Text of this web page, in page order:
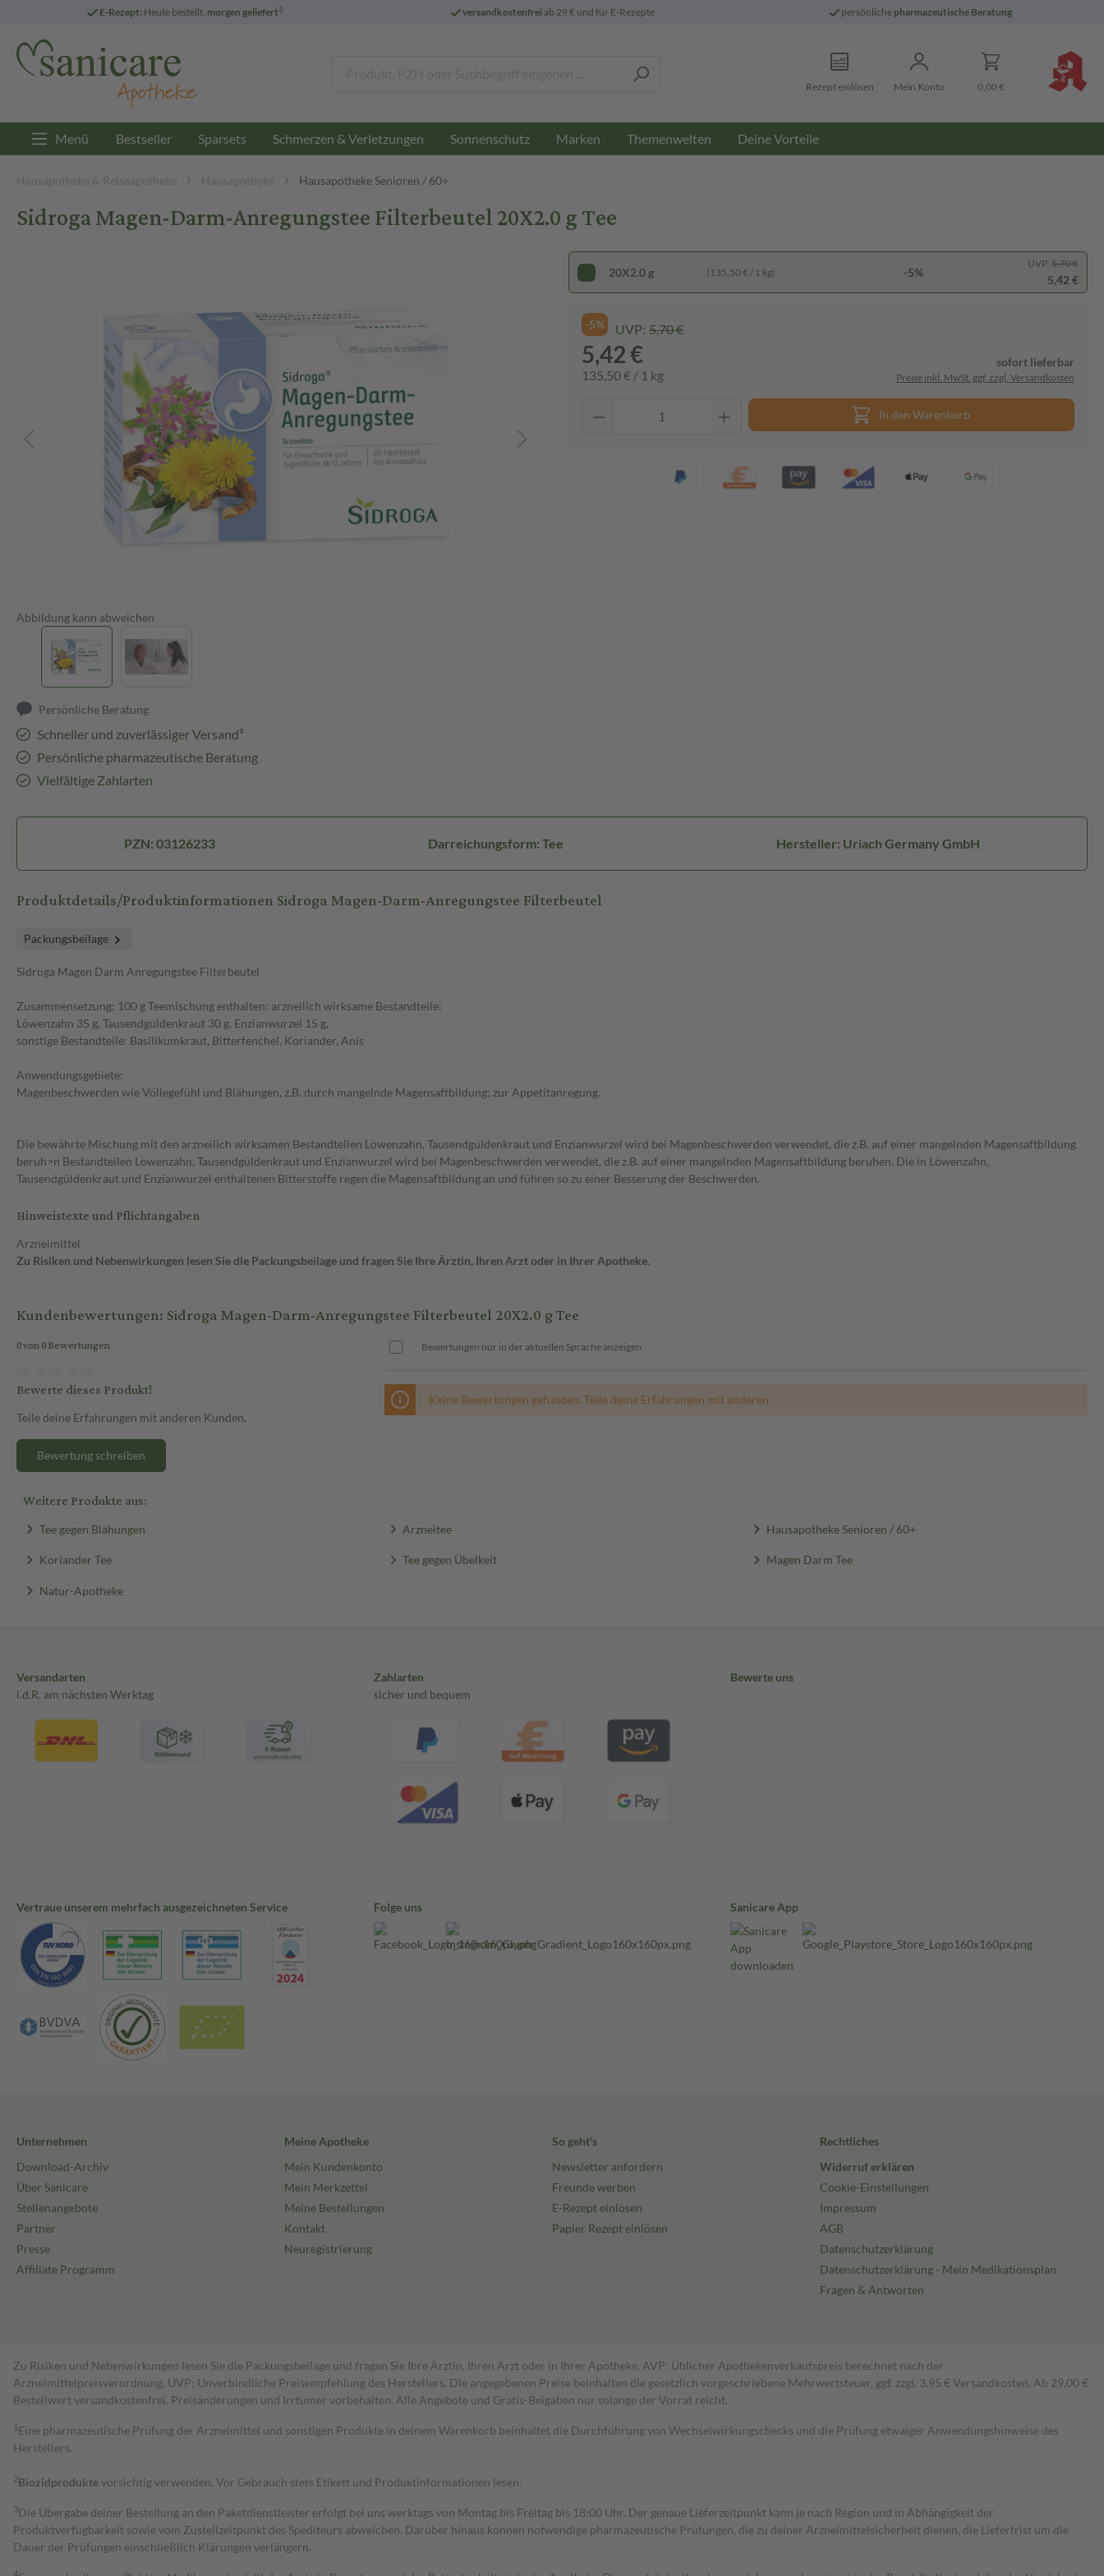
E-Rezept: Heute bestellt, morgen geliefert3 versandkostenfreiab 29 € und für E-Rezepte persönliche pharmazeutische Beratung
Rezept einlösen Mein Konto 0,00 €
Menü Bestseller Sparsets Schmerzen & Verletzungen Sonnenschutz Marken Themenwelten Deine Vorteile
Hausapotheke & Reiseapotheke Hausapotheke Hausapotheke Senioren / 60+
Sidroga Magen-Darm-Anregungstee Filterbeutel 20X2.0 g Tee
Abbildung kann abweichen
Persönliche Beratung
Schneller und zuverlässiger Versand³
Persönliche pharmazeutische Beratung
Vielfältige Zahlarten
20X2.0 g (135,50 € / 1 kg) -5%
UVP: 5,70 €
5,42 €
-5% UVP: 5,70 €
5,42 €
135,50 € / 1 kg
sofort lieferbar
Preise inkl. MwSt. ggf. zzgl. Versandkosten
In den Warenkorb
PZN: 03126233 Darreichungsform: Tee Hersteller: Uriach Germany GmbH
Produktdetails/Produktinformationen Sidroga Magen-Darm-Anregungstee Filterbeutel
Packungsbeilage
Sidroga Magen Darm Anregungstee Filterbeutel
Zusammensetzung: 100 g Teemischung enthalten: arzneilich wirksame Bestandteile:
Löwenzahn 35 g, Tausendgüldenkraut 30 g, Enzianwurzel 15 g,
sonstige Bestandteile: Basilikumkraut, Bitterfenchel, Koriander, Anis
Anwendungsgebiete:
Magenbeschwerden wie Völlegefühl und Blähungen, z.B. durch mangelnde Magensaftbildung; zur Appetitanregung.
Die bewährte Mischung mit den arzneilich wirksamen Bestandteilen Löwenzahn, Tausendgüldenkraut und Enzianwurzel wird bei Magenbeschwerden verwendet, die z.B. auf einer mangelnden Magensaftbildung
beruh>n Bestandteilen Löwenzahn, Tausendgüldenkraut und Enzianwurzel wird bei Magenbeschwerden verwendet, die z.B. auf einer mangelnden Magensaftbildung beruhen. Die in Löwenzahn,
Tausendgüldenkraut und Enzianwurzel enthaltenen Bitterstoffe regen die Magensaftbildung an und führen so zu einer Besserung der Beschwerden.
Hinweistexte und Pflichtangaben
Arzneimittel
Zu Risiken und Nebenwirkungen lesen Sie die Packungsbeilage und fragen Sie Ihre Ärztin, Ihren Arzt oder in Ihrer Apotheke.
Kundenbewertungen: Sidroga Magen-Darm-Anregungstee Filterbeutel 20X2.0 g Tee
0 von 0 Bewertungen
Bewerte dieses Produkt!
Teile deine Erfahrungen mit anderen Kunden.
Bewertung schreiben
Bewertungen nur in der aktuellen Sprache anzeigen.
Keine Bewertungen gefunden. Teile deine Erfahrungen mit anderen.
Weitere Produkte aus:
Tee gegen Blähungen Arzneitee Hausapotheke Senioren / 60+
Koriander Tee Tee gegen Übelkeit Magen Darm Tee
Natur-Apotheke
Versandarten
i.d.R. am nächsten Werktag
Zahlarten
sicher und bequem
Bewerte uns
Vertraue unserem mehrfach ausgezeichneten Service Folge uns Sanicare App
Unternehmen
Download-Archiv
Über Sanicare
Stellenangebote
Partner
Presse
Affiliate Programm
Meine Apotheke
Mein Kundenkonto
Mein Merkzettel
Meine Bestellungen
Kontakt
Neuregistrierung
So geht's
Newsletter anfordern
Freunde werben
E-Rezept einlösen
Papier Rezept einlösen
Rechtliches
Widerruf erklären
Cookie-Einstellungen
Impressum
AGB
Datenschutzerklärung
Datenschutzerklärung - Mein Medikationsplan
Fragen & Antworten
Zu Risiken und Nebenwirkungen lesen Sie die Packungsbeilage und fragen Sie Ihre Ärztin, Ihren Arzt oder in Ihrer Apotheke. AVP: Üblicher Apothekenverkaufspreis berechnet nach der
Arzneimittelpreisverordnung. UVP: Unverbindliche Preisempfehlung des Herstellers. Die angegebenen Preise beinhalten die gesetzlich vorgeschriebene Mehrwertsteuer, ggf. zzgl. 3,95 € Versandkosten. Ab 29,00 €
Bestell­wert versand­kosten­frei. Preisänderungen und Irrtümer vorbehalten. Alle Angebote und Gratis-Beigaben nur solange der Vorrat reicht.
1 Eine pharmazeutische Prüfung der Arzneimittel und sonstigen Produkte in deinem Warenkorb beinhaltet die Durchführung von Wechselwirkungschecks und die Prüfung etwaiger Anwendungshinweise des
Herstellers.
2Biozidproduktevorsichtig verwenden. Vor Gebrauch stets Etikett und Produktinformationen lesen.
3Die Übergabe deiner Bestellung an den Paketdienstleister erfolgt bei uns werktags von Montag bis Freitag bis 18:00 Uhr. Der genaue Lieferzeitpunkt kann je nach Region und in Abhängigkeit der
Produktverfügbarkeit sowie vom Zustellzeitpunkt des Spediteurs abweichen. Darüber hinaus können notwendige pharmazeutische Prüfungen, die zu deiner Arzneimittelsicherheit dienen, die Lieferfrist um die
Dauer der Prüfungen einschließlich Klärungen verlängern.